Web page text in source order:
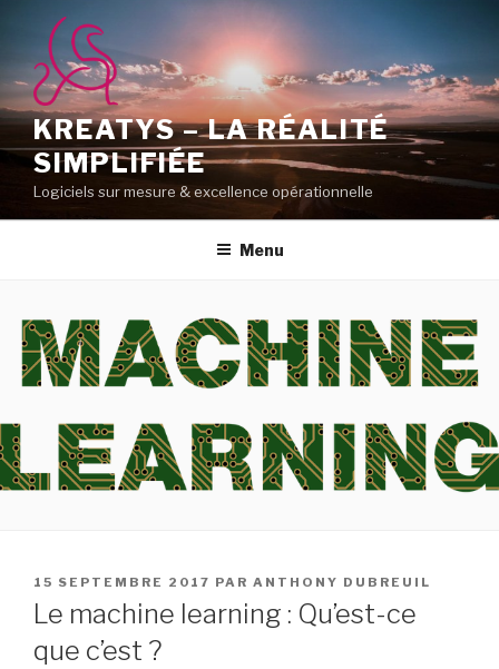
contenu
principal
KREATYS – LA RÉALITÉ
SIMPLIFIÉE
Logiciels sur mesure & excellence opérationnelle
Menu
PUBLIÉ
LE
15 SEPTEMBRE 2017 PAR ANTHONY DUBREUIL
Le machine learning : Qu’est-ce
que c’est ?